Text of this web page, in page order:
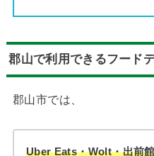
郡山で利用できるフード
郡山市では、
Uber Eats・Wolt・出前